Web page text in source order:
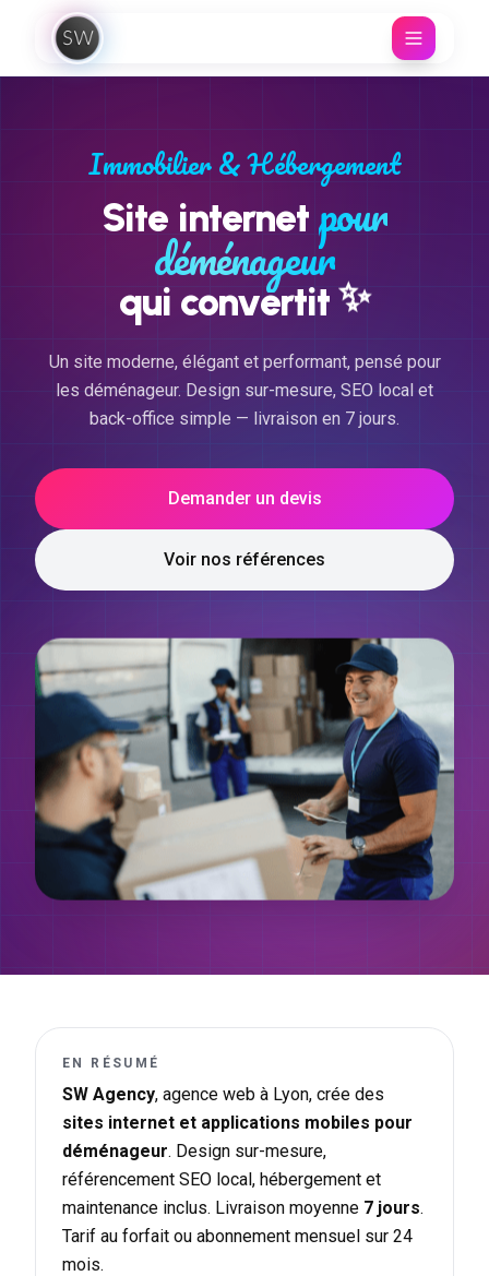
Aller au contenu
Immobilier & Hébergement
Site internet pour
déménageur
qui convertit✨
Un site moderne, élégant et performant, pensé pour
les déménageur. Design sur-mesure, SEO local et
back-office simple — livraison en 7 jours.
Demander un devis
Voir nos références
EN RÉSUMÉ
SW Agency, agence web à Lyon, crée des
sites internet et applications mobiles pour
déménageur. Design sur-mesure,
référencement SEO local, hébergement et
maintenance inclus. Livraison moyenne 7 jours.
Tarif au forfait ou abonnement mensuel sur 24
mois.